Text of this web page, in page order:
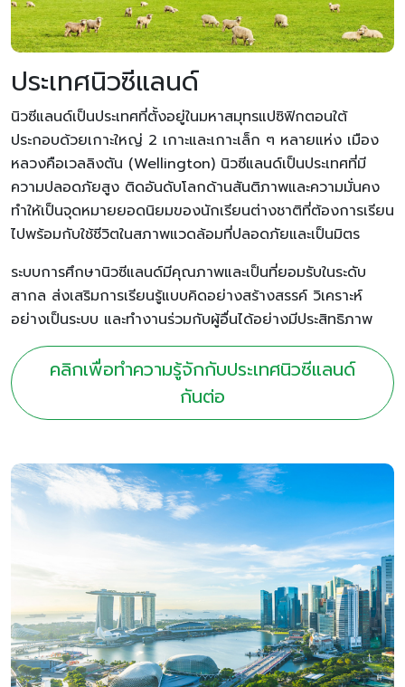
ประเทศนิวซีแลนด์
นิวซีแลนด์เป็นประเทศที่ตั้งอยู่ในมหาสมุทรแปซิฟิกตอนใต้
ประกอบด้วยเกาะใหญ่ 2 เกาะและเกาะเล็ก ๆ หลายแห่ง เมือง
หลวงคือเวลลิงตัน (Wellington) นิวซีแลนด์เป็นประเทศที่มี
ความปลอดภัยสูง ติดอันดับโลกด้านสันติภาพและความมั่นคง
ทำให้เป็นจุดหมายยอดนิยมของนักเรียนต่างชาติที่ต้องการเรียน
ไปพร้อมกับใช้ชีวิตในสภาพแวดล้อมที่ปลอดภัยและเป็นมิตร
ระบบการศึกษานิวซีแลนด์มีคุณภาพและเป็นที่ยอมรับในระดับ
สากล ส่งเสริมการเรียนรู้แบบคิดอย่างสร้างสรรค์ วิเคราะห์
อย่างเป็นระบบ และทำงานร่วมกับผู้อื่นได้อย่างมีประสิทธิภาพ
คลิกเพื่อทำความรู้จักกับประเทศนิวซีแลนด์
กันต่อ